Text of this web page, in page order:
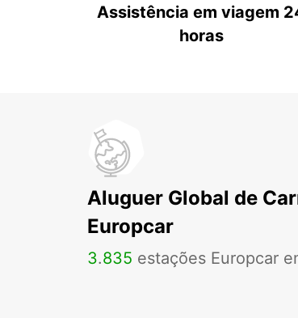
Assistência em viagem
horas
Aluguer Global de
Europcar
3.835 estações Europcar